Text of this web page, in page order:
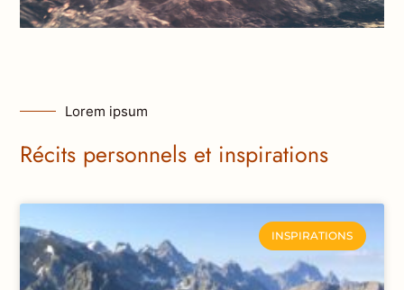
Lorem ipsum
Récits personnels et inspirations
INSPIRATIONS